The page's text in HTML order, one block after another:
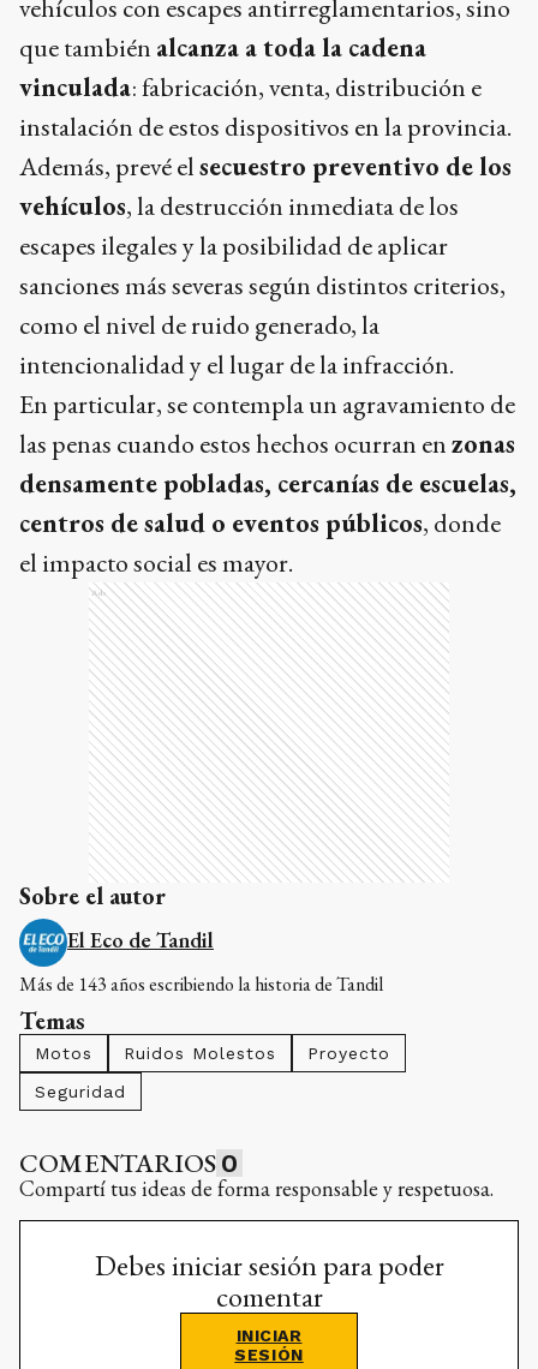
vehículos con escapes antirreglamentarios, sino
que también alcanza a toda la cadena
vinculada: fabricación, venta, distribución e
instalación de estos dispositivos en la provincia.
Además, prevé elsecuestro preventivo de los
vehículos, la destrucción inmediata de los
escapes ilegales y la posibilidad de aplicar
sanciones más severas según distintos criterios,
como el nivel de ruido generado, la
intencionalidad y el lugar de la infracción.
En particular, se contempla un agravamiento de
las penas cuando estos hechos ocurran enzonas
densamente pobladas, cercanías de escuelas,
centros de salud o eventos públicos, donde
el impacto social es mayor.
Ads
Sobre el autor
El Eco de Tandil
Más de 143 años escribiendo la historia de Tandil
Temas
Motos Ruidos Molestos
Proyecto
Seguridad
COMENTARIOS 0
Compartí tus ideas de forma responsable y respetuosa.
Debes iniciar sesión para poder
comentar
INICIAR
SESIÓN